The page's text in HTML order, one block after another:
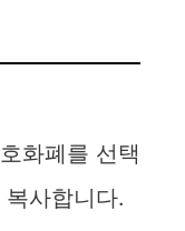
화폐를 선택
사합니다.